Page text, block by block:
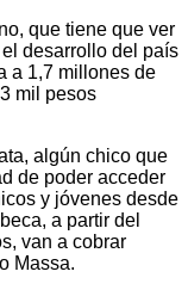
que tiene que ver
desarrollo del país
a 1,7 millones de
mil pesos
algún chico que
de poder acceder
y jóvenes desde
a partir del
van a cobrar
Massa.